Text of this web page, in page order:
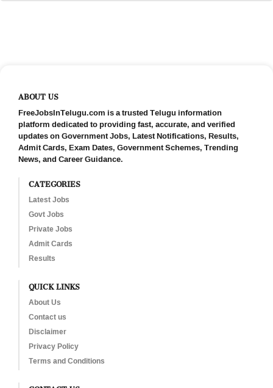
ABOUT US
FreeJobsInTelugu.com is a trusted Telugu information
platform dedicated to providing fast, accurate, and verified
updates on Government Jobs, Latest Notifications, Results,
Admit Cards, Exam Dates, Government Schemes, Trending
News, and Career Guidance.
CATEGORIES
Latest Jobs
Govt Jobs
Private Jobs
Admit Cards
Results
QUICK LINKS
About Us
Contact us
Disclaimer
Privacy Policy
Terms and Conditions